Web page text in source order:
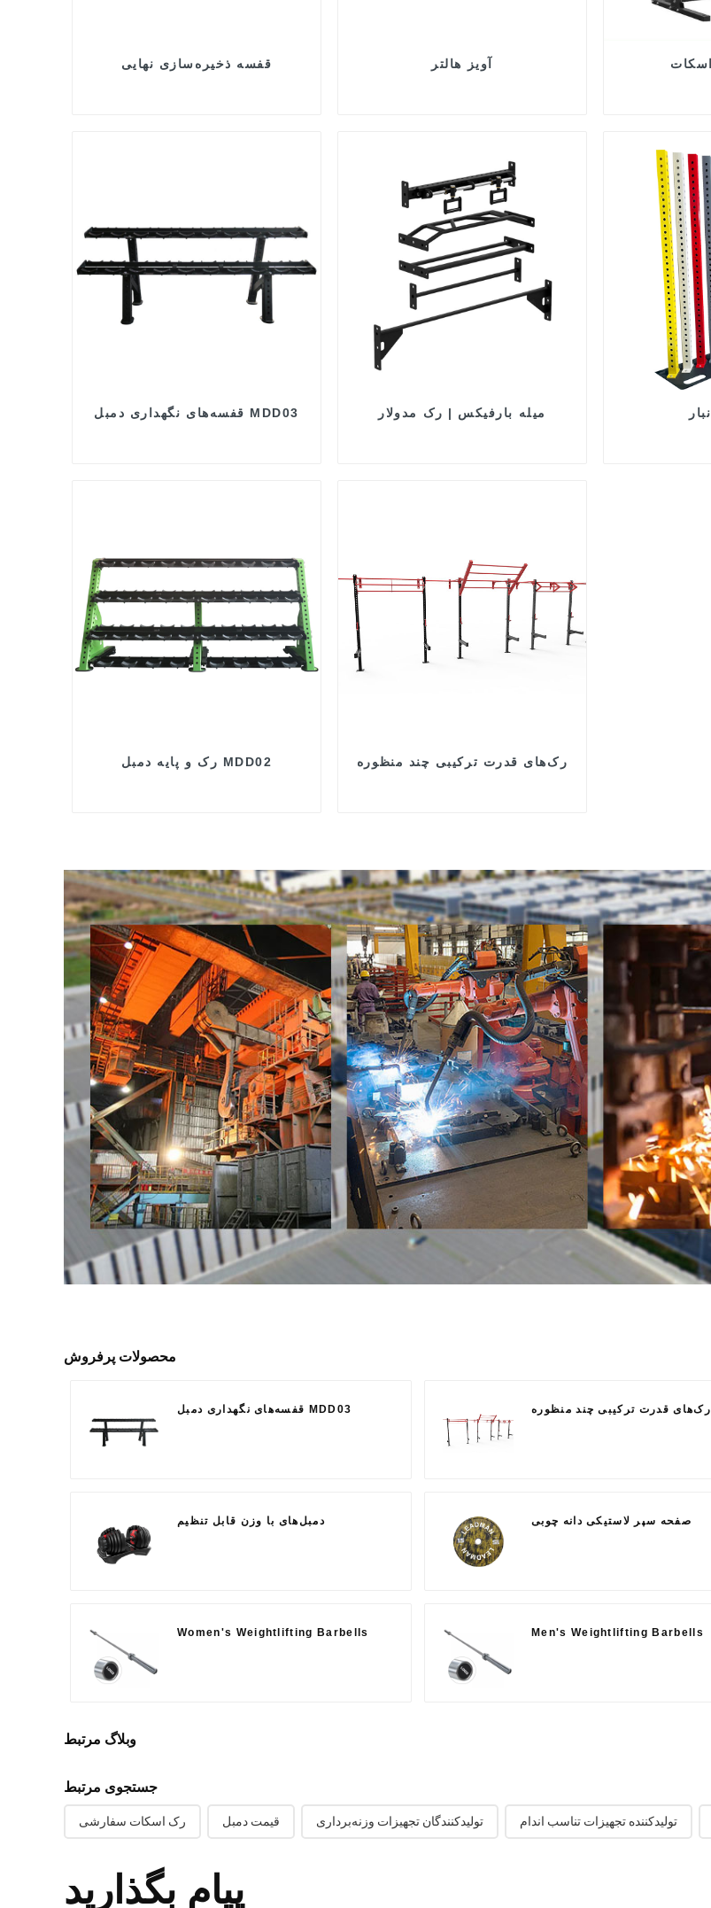
قفسه ذخیره‌سازی نهایی آویز هالتر
قفسه‌های نگهداری دمبل MDD03 میله بارفیکس | رک مدولار
رک و پایه دمبل MDD02 رک‌های قدرت ترکیبی چند منظوره
محصولات پرفروش
قفسه‌های نگهداری دمبل MDD03 رک‌های قدرت ترکیبی چند منظوره
دمبل‌های با وزن قابل تنظیم صفحه سپر لاستیکی دانه چوبی
Women's Weightlifting Barbells Men's Weightlifting Barbells
وبلاگ مرتبط
جستجوی مرتبط
رک اسکات سفارشی قیمت دمبل تولیدکنندگان تجهیزات وزنه‌برداری تولیدکننده تجهیزات تناسب اندام
پیام بگذارید